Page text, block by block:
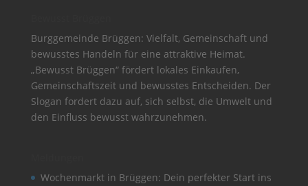
Burggemeinde Brüggen: Vielfalt, Gemeinschaft und
bewusstes Handeln für eine attraktive Heimat.
„Bewusst Brüggen“ fördert lokales Einkaufen,
Gemeinschaftszeit und bewusstes Entscheiden. Der
Slogan fordert dazu auf, sich selbst, die Umwelt und
den Einfluss bewusst wahrzunehmen.
Wochenmarkt in Brüggen: Dein perfekter Start ins